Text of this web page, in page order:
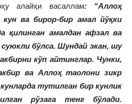
алайҳи васаллам: “Аллоҳ
ва бирор-бир амал йўқки
қилинган амалдан афзал ва
бўлса. Шундай экан, шу
кўп айтинглар. Чунки,
ва Аллоҳ таолони зикр
кунларда тутилган бир кунлик
рўзага тенг бўлади.